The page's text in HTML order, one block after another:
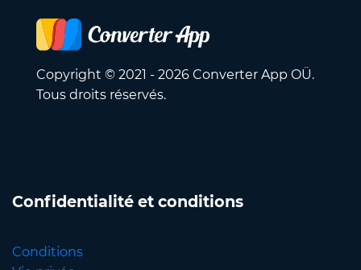
Copyright © 2021 - 2026 Converter App OÜ.
Tous droits réservés.
Confidentialité et conditions
Conditions